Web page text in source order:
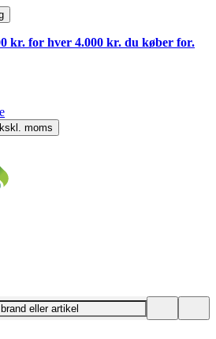
kr. for hver 4.000 kr. du køber for.
moms